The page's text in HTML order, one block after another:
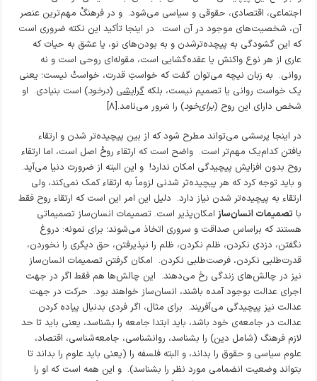
اجتماعی، اقتصادی، حقوقی و سیاسی می‌شود. و در فرهنگْ مهم‌ترین عنصر
آن، شخصیت‌های موجود در آن است. در اینجا تأکید این نکته ضروری است
که این گشودگی به پیچده‌ترشدن و به بودن‌های نو، یا عشق به حیات که
عاری از هر نوع واکنش یا عقده‌گشایی است، مقوله‌ای روحی است و نه
روانی. به زبان نیچه می‌توان گفت که خواستِ قدرت، خواستْ نیست؛ یعنی
یک خواست روانی یا تصمیم نیست، بلکهگرایشی (درخود) است بنیادی. او
شخص دارای این روح (برای‌خود) را سَرور می‌نامد.[۸]
در اینجا پرسشی می‌تواند مطرح شود که از بین پیچیده‌تر شدن و ارتقاء
یافتن کدام‌یک مهم‌تر است. واضح است که ارتقاء روحْ اصل است، اما ارتقاء
روح بدون افزایش پیچیدگی امکان ندارد! و این البته از ضرورت دنیا می‌آید.
و باید توجه کرد که هر پیچیده‌تر شدنی لزوماً به ارتقاء کمک نمی‌کند، ولی
ارتقاء به پیچیده‌تر شدن نیاز دارد. دلیل این امر این است که ارتقاء روح فقط
با تصمیمات انسان‌ساز امکان‌پذیر است. تصمیمات انسان‌ساز تصمیماتی
هستند که براساس صداقت و سروری اتخاذ می‌شوند؛ برای نمونه: دروغ
نگفتن، دزدی نکردن، ظلم نکردن، ظلم را نپذیرفتن، حق دیگری را نخوردن،
قدرت‌طلبی نکردن، فرصت‌طلبی نکردن. امکان گرفتن تصمیمات انسان‌ساز
نیز در چالش‌های زندگی رخ می‌دهند. این چالش‌ها هم فقط اگر در جهت
اجرای عدالت بوجود آمده باشند، انسان‌ساز خواهند بود. حرکت در جهت
عدالت نیز پیچیدگی می‌آفریند. برای مثال، اگر فردی بدنبال پیاده کردن
عدالت در جامعه‌ی خود باشد، باید ابتدا جامعه را بشناسد، یعنی باید تا حد
لازم فرهنگ (شامل دین) را بشناسد، روانشناسی، جامعه‌شناسی، اقتصاد،
علوم سیاسی و حقوق را بداند، و البته فلسفه را (یعنی باید علوم را بداند تا
بتواند وضعیت انضمامی مورد نظر را بشناسد). و این همه است که او را